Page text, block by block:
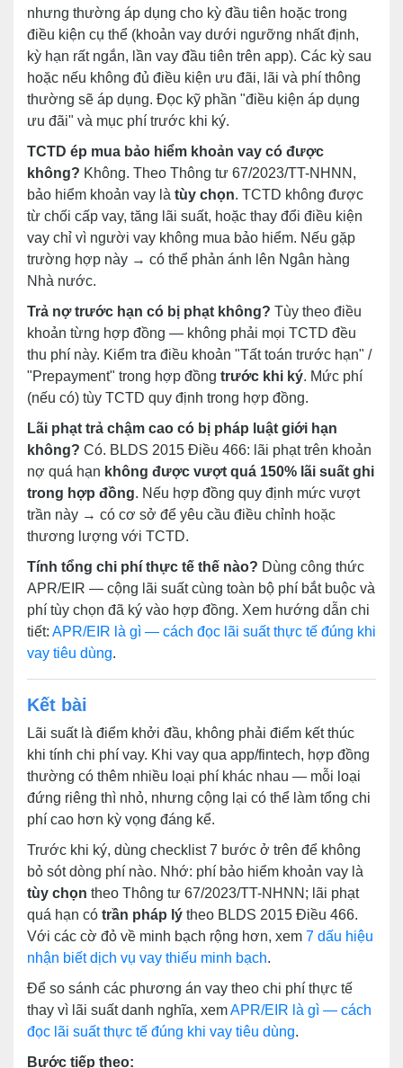
nhưng thường áp dụng cho kỳ đầu tiên hoặc trong
điều kiện cụ thể (khoản vay dưới ngưỡng nhất định,
kỳ hạn rất ngắn, lần vay đầu tiên trên app). Các kỳ sau
hoặc nếu không đủ điều kiện ưu đãi, lãi và phí thông
thường sẽ áp dụng. Đọc kỹ phần "điều kiện áp dụng
ưu đãi" và mục phí trước khi ký.
TCTD ép mua bảo hiểm khoản vay có được
không? Không. Theo Thông tư 67/2023/TT-NHNN,
bảo hiểm khoản vay là tùy chọn. TCTD không được
từ chối cấp vay, tăng lãi suất, hoặc thay đổi điều kiện
vay chỉ vì người vay không mua bảo hiểm. Nếu gặp
trường hợp này → có thể phản ánh lên Ngân hàng
Nhà nước.
Trả nợ trước hạn có bị phạt không? Tùy theo điều
khoản từng hợp đồng — không phải mọi TCTD đều
thu phí này. Kiểm tra điều khoản "Tất toán trước hạn" /
"Prepayment" trong hợp đồng trước khi ký. Mức phí
(nếu có) tùy TCTD quy định trong hợp đồng.
Lãi phạt trả chậm cao có bị pháp luật giới hạn
không? Có. BLDS 2015 Điều 466: lãi phạt trên khoản
nợ quá hạn không được vượt quá 150% lãi suất ghi
trong hợp đồng. Nếu hợp đồng quy định mức vượt
trần này → có cơ sở để yêu cầu điều chỉnh hoặc
thương lượng với TCTD.
Tính tổng chi phí thực tế thế nào? Dùng công thức
APR/EIR — cộng lãi suất cùng toàn bộ phí bắt buộc và
phí tùy chọn đã ký vào hợp đồng. Xem hướng dẫn chi
tiết: APR/EIR là gì — cách đọc lãi suất thực tế đúng khi
vay tiêu dùng.
Kết bài
Lãi suất là điểm khởi đầu, không phải điểm kết thúc
khi tính chi phí vay. Khi vay qua app/fintech, hợp đồng
thường có thêm nhiều loại phí khác nhau — mỗi loại
đứng riêng thì nhỏ, nhưng cộng lại có thể làm tổng chi
phí cao hơn kỳ vọng đáng kể.
Trước khi ký, dùng checklist 7 bước ở trên để không
bỏ sót dòng phí nào. Nhớ: phí bảo hiểm khoản vay là
tùy chọn theo Thông tư 67/2023/TT-NHNN; lãi phạt
quá hạn có trần pháp lý theo BLDS 2015 Điều 466.
Với các cờ đỏ về minh bạch rộng hơn, xem 7 dấu hiệu
nhận biết dịch vụ vay thiếu minh bạch.
Để so sánh các phương án vay theo chi phí thực tế
thay vì lãi suất danh nghĩa, xemAPR/EIR là gì — cách
đọc lãi suất thực tế đúng khi vay tiêu dùng.
Bước tiếp theo: